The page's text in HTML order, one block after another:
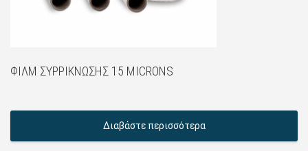
ΦΊΛΜ ΣΥΡΡΊΚΝΩΣΗΣ 15 MICRONS
Διαβάστε περισσότερα